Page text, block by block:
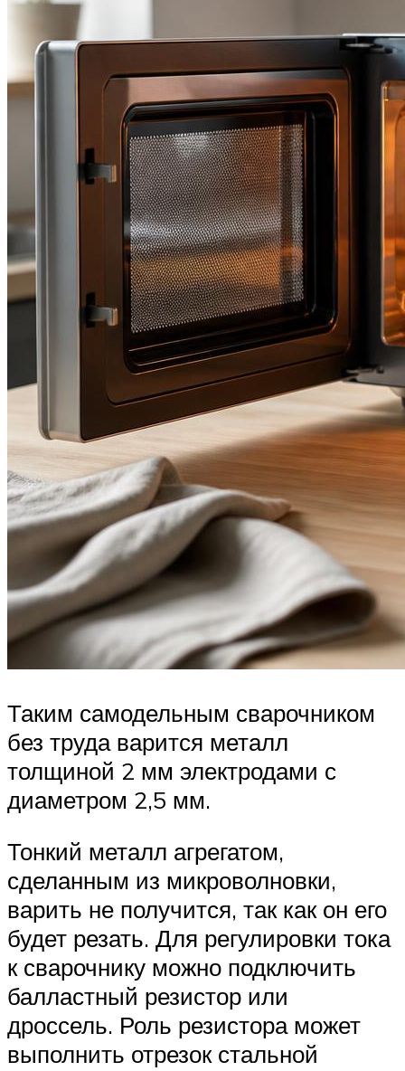
Таким самодельным сварочником
без труда варится металл
толщиной 2 мм электродами с
диаметром 2,5 мм.
Тонкий металл агрегатом,
сделанным из микроволновки,
варить не получится, так как он его
будет резать. Для регулировки тока
к сварочнику можно подключить
балластный резистор или
дроссель. Роль резистора может
выполнить отрезок стальной